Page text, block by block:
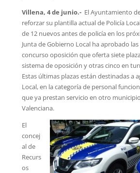
Villena, 4 de junio.- El Ayuntamiento
reforzar su plantilla actual de Policía
de 12 nuevos antes de policía en los
Junta de Gobierno Local ha aprobado
concurso oposición que oferta siete
sistema de oposición y otras cinco en
Estas últimas plazas están destinadas a
Local, en la categoría de personal
que ya prestan servicio en otro
Valenciana.
El
concej
al de
Recurs
os